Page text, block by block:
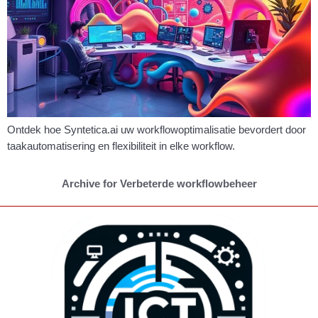
Ontdek hoe Syntetica.ai uw workflowoptimalisatie bevordert door
taakautomatisering en flexibiliteit in elke workflow.
Archive for Verbeterde workflowbeheer